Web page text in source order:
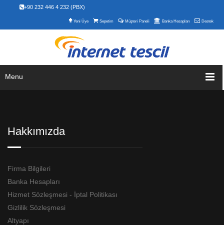
+90 232 446 4 232 (PBX)
Yeni Üye Sepetim Müşteri Paneli Banka Hesapları Destek
Menu
Hakkımızda
Firma Bilgileri
Banka Hesapları
Hizmet Sözleşmesi - İptal Politikası
Gizlilik Sözleşmesi
Altyapı